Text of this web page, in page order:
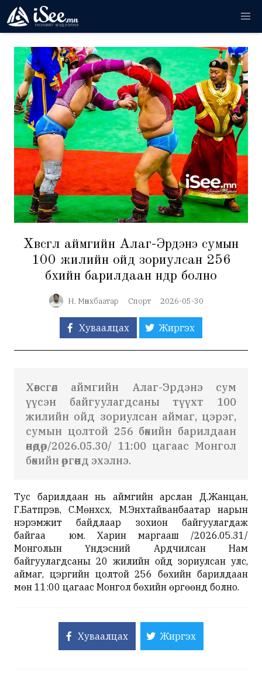
Хөвсгөл аймгийн Алаг-Эрдэнэ сумын
100 жилийн ойд зориулсан 256
бөхийн барилдаан өнөөдөр болно
Н. Мөнхбаатар Спорт 2026-05-30
Хуваалцах Жиргэх
Хөвсгөл аймгийн Алаг-Эрдэнэ сум
үүсэн байгуулагдсаны түүхт 100
жилийн ойд зориулсан аймаг, цэрэг,
сумын цолтой 256 бөхийн барилдаан
өнөөдөр/2026.05.30/ 11:00 цагаас Монгол
бөхийн өргөөнд эхэлнэ.
Тус барилдаан нь аймгийн арслан Д.Жанцан,
Г.Батпүрэв, С.Мөнхсүх, М.Энхтайванбаатар нарын
нэрэмжит байдлаар зохион байгуулагдаж
байгаа юм. Харин маргааш /2026.05.31/
Монголын Үндэсний Ардчилсан Нам
байгуулагдсаны 20 жилийн ойд зориулсан улс,
аймаг, цэргийн цолтой 256 бөхийн барилдаан
мөн 11:00 цагаас Монгол бөхийн өргөөнд болно.
Хуваалцах Жиргэх